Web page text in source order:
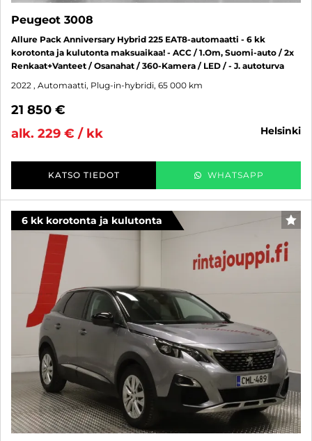
Peugeot 3008
Allure Pack Anniversary Hybrid 225 EAT8-automaatti - 6 kk
korotonta ja kulutonta maksuaikaa! - ACC / 1.Om, Suomi-auto / 2x
Renkaat+Vanteet / Osanahat / 360-Kamera / LED / - J. autoturva
2022 , Automaatti, Plug-in-hybridi, 65 000 km
21 850 €
alk. 229 € / kk
helsinki
KATSO TIEDOT WHATSAPP
6 kk korotonta ja kulutonta